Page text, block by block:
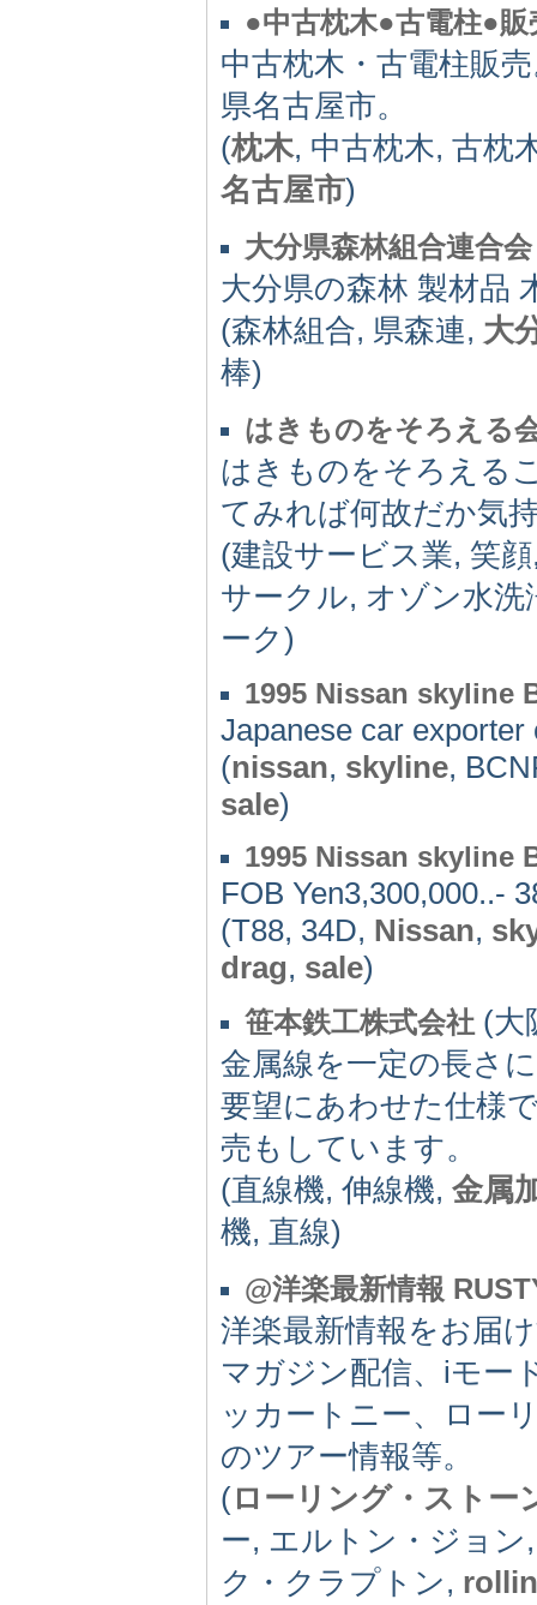
●中古枕木●古電柱●販
中古枕木・古電柱販
県名古屋市。
(枕木, 中古枕木, 古枕
名古屋市)
大分県森林組合連合会
大分県の森林 製材品
(森林組合, 県森連, 大
棒)
はきものをそろえる
はきものをそろえる
てみれば何故だか気
(建設サービス業, 笑
サークル, オゾン水
ーク)
1995 Nissan skyline
Japanese car exporter
(nissan, skyline,
sale)
1995 Nissan skyline
FOB Yen3,300,000..-
(T88, 34D, Nissan,
drag, sale)
笹本鉄工株式会社 (大
金属線を一定の長さ
要望にあわせた仕様
売もしています。
(直線機, 伸線機, 金属
機, 直線)
@洋楽最新情報
洋楽最新情報をお届
マガジン配信、iモー
ッカートニー、ロー
のツアー情報等。
(ローリング・ストー
ー, エルトン・ジョ
ク・クラプトン,